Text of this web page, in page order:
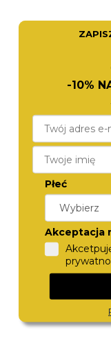
1 280,-
ROAMER
-10%
Płeć
Akceptacja